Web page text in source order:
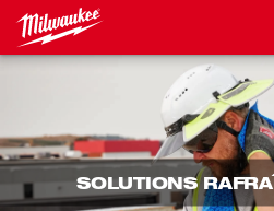
SOLUTIONS